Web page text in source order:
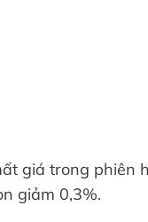
giá trong phiên
giảm 0,3%.